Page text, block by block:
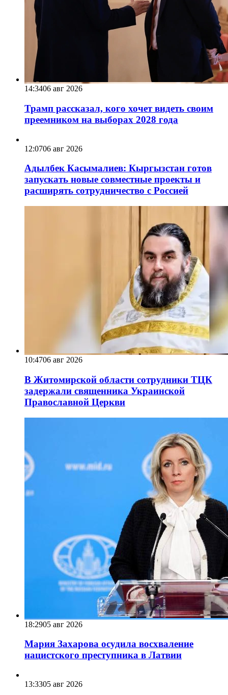
14:3406 авг 2026
Трамп рассказал, кого хочет видеть своим
преемником на выборах 2028 года
12:0706 авг 2026
Адылбек Касымалиев: Кыргызстан готов
запускать новые совместные проекты и
расширять сотрудничество с Россией
10:4706 авг 2026
В Житомирской области сотрудники ТЦК
задержали священника Украинской
Православной Церкви
18:2905 авг 2026
Мария Захарова осудила восхваление
нацистского преступника в Латвии
13:3305 авг 2026